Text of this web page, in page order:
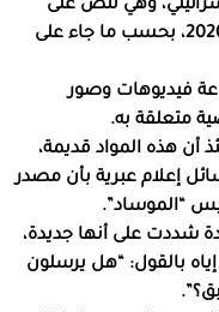
وهي تنص على
رواتب بارنيع والضرائب التي دفعها عام 2020، بحسب ما جاء على
فيديوهات وصور
متعلقة به.
أن هذه المواد قديمة،
إعلام عبرية بأن مصدر
“الموساد”.
شددت على أنها جديدة،
بالقول: “هل يرسلون